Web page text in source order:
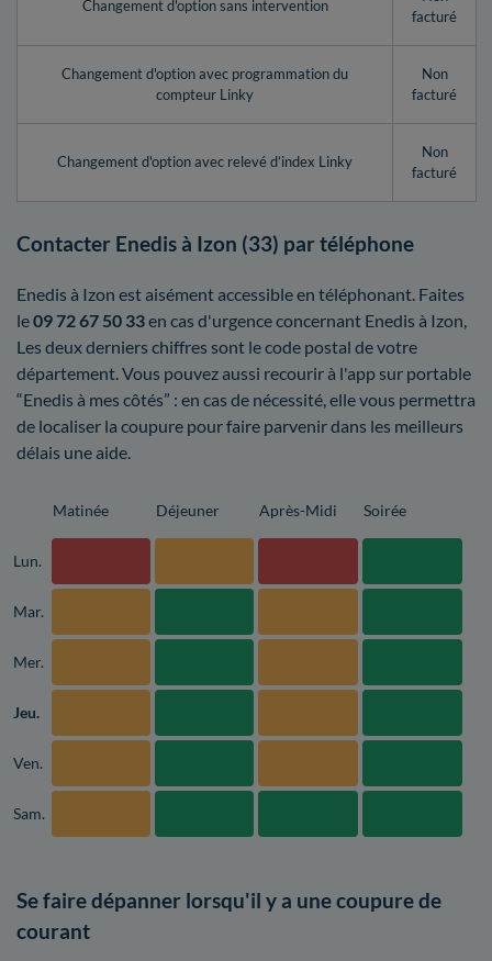
Changement d'option sans intervention
facturé
Changement d'option avec programmation du
compteur Linky
Non
facturé
Changement d'option avec relevé d’index Linky
Non
facturé
Contacter Enedis à Izon (33) par téléphone
Enedis à Izon est aisément accessible en téléphonant. Faites
le09 72 67 50 33en cas d'urgence concernant Enedis à Izon,
Les deux derniers chiffres sont le code postal de votre
département. Vous pouvez aussi recourir à l'app sur portable
“Enedis à mes côtés” : en cas de nécessité, elle vous permettra
de localiser la coupure pour faire parvenir dans les meilleurs
délais une aide.
Matinée Déjeuner Après-Midi Soirée
Lun.
Mar.
Mer.
Jeu.
Ven.
Sam.
Se faire dépanner lorsqu'il y a une coupure de
courant